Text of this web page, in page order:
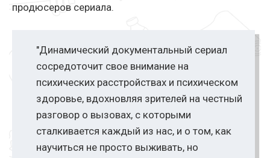
продюсеров сериала.
"Динамический документальный сериал
сосредоточит свое внимание на
психических расстройствах и психическом
здоровье, вдохновляя зрителей на честный
разговор о вызовах, с которыми
сталкивается каждый из нас, и о том, как
научиться не просто выживать, но